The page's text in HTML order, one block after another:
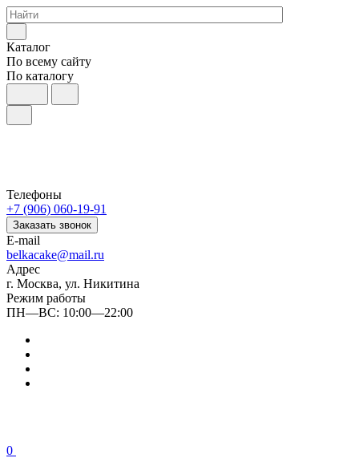
Каталог
По всему сайту
По каталогу
Телефоны
+7 (906) 060-19-91
Заказать звонок
E-mail
belkacake@mail.ru
Адрес
г. Москва, ул. Никитина
Режим работы
ПН—ВС: 10:00—22:00
0